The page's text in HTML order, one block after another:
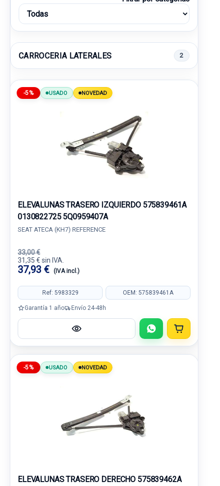
CARROCERIA LATERALES 2
-5% USADO NOVEDAD
ELEVALUNAS TRASERO IZQUIERDO 575839461A
0130822725 5Q0959407A
SEAT ATECA (KH7) REFERENCE
33,00 €
31,35 € sin IVA.
37,93 € (IVA incl.)
Ref: 5983329 OEM: 575839461A
Garantía 1 año Envío 24-48h
-5% USADO NOVEDAD
ELEVALUNAS TRASERO DERECHO 575839462A